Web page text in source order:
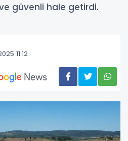
güvenli hale getirdi.
11:12